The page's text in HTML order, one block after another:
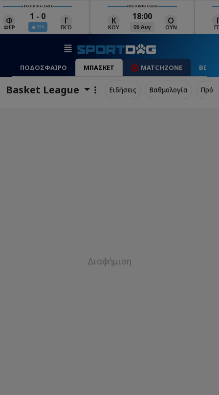
UEFA EUROPA LEAGUE
Κ 18:00
06 Αυγ ΟΥΝ
UEFA EUROPA LEAGUE
ΓΙΑ
19:00
06 Αυγ
Ρ
ΡΈΙ ΜΑΚ
ΠΟΔΟΣΦΑΙΡΟ ΜΠΑΣΚΕΤ MATCHZONE
Basket League Ειδήσεις Βαθμολογία